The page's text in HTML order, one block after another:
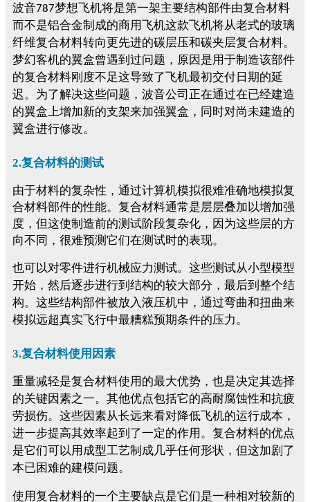
波音787梦想飞机将是第一架主要结构部件由复合材料
而不是铝合金制成的商用飞机这款飞机将从老式的玻璃
纤维复合材料转向更先进的碳层压和碳夹层复合材料。
梦幻客机的翼盒曾遇到过问题，原因是用于制造该部件
的复合材料刚度不足这导致了飞机最初交付日期的延
迟。为了解决这些问题，波音公司正在通过在已经建造
的翼盒上增加新的支架来加强翼盒，同时对尚未建造的
翼盒进行修改。
2.复合材料的测试
由于材料的复杂性，通过计算机模拟很难准确地模拟复
合材料部件的性能。复合材料通常是层层叠加以增加强
度，但这使制造前的测试阶段复杂化，因为这些层的方
向不同，很难预测它们在测试时的表现。
也可以对零件进行机械应力测试。这些测试从小型模型
开始，然后逐步进行到结构的较大部分，最后到整个结
构。这些结构部件被放入液压机中，通过弯曲和扭曲来
模拟远超真实飞行中最糟糕预期条件的压力。
3.复合材料使用因素
重量减轻是复合材料使用的最大优势，也是决定其选择
的关键因素之一。其他优点包括它的高耐腐蚀性和抗疲
劳损伤。这些因素从长远来看对降低飞机的运行成本，
进一步提高其效率起到了一定的作用。复合材料的优点
是它们可以用成型工艺制成几乎任何形状，但这加剧了
本已困难的建模问题。
使用复合材料的一个主要缺点是它们是一种相对较新的